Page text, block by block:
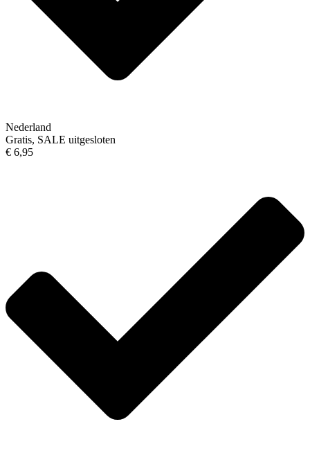
Nederland
Gratis, SALE uitgesloten
€ 6,95